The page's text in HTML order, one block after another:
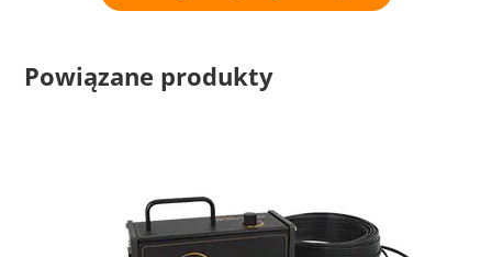
Powiązane produkty